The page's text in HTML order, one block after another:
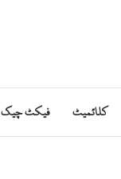
کلائمیٹ فیکٹ چیک